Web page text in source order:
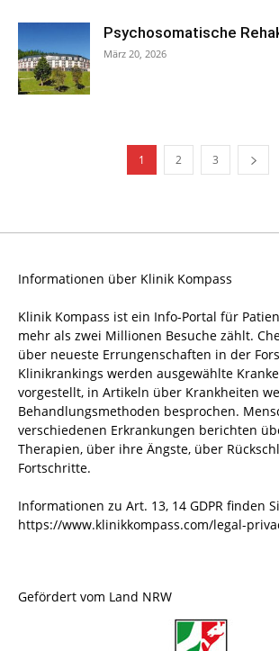
Psychosomatische
März 20, 2026
1 2 3
Informationen über Klinik Kompass
Klinik Kompass ist ein Info-Portal für
mehr als zwei Millionen Besuche zählt.
über neueste Errungenschaften in der
Klinikrankings werden ausgewählte
vorgestellt, in Artikeln über Krankheiten
Behandlungsmethoden besprochen.
verschiedenen Erkrankungen berichten
Therapien, über ihre Ängste, über
Fortschritte.
Informationen zu Art. 13, 14 GDPR finden
https://www.klinikkompass.com/legal-
Gefördert vom Land NRW